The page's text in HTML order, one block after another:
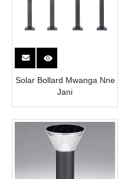
Solar Bollard Mwanga Nne
Jani